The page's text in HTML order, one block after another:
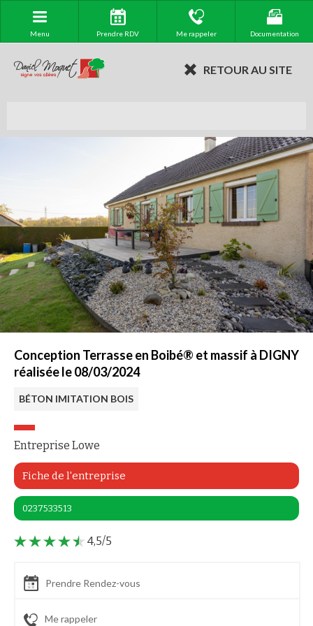
Menu Prendre RDV Me rappeler Documentation
RETOUR AU SITE
Conception Terrasse en Boibé® et massif à DIGNY
réalisée le 08/03/2024
BÉTON IMITATION BOIS
Entreprise Lowe
Fiche de l'entreprise
0237533513
4,5/5
Prendre Rendez-vous
Me rappeler